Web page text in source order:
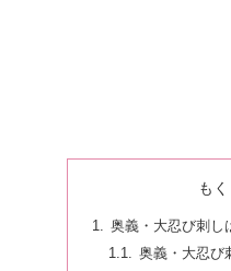
もく
奥義・大忍び刺し
奥義・大忍び